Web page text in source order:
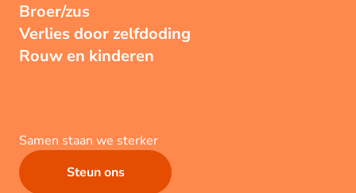
Broer/zus
Verlies door zelfdoding
Rouw en kinderen
Samen staan we sterker
Steun ons